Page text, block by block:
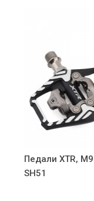
Педали XTR,
SH51